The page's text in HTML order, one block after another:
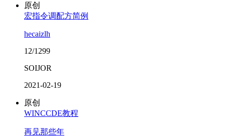
原创
宏指令调配方简例
hecaizlh
12/1299
SOIJOR
2021-02-19
原创
WINCCDE教程
再见那些年